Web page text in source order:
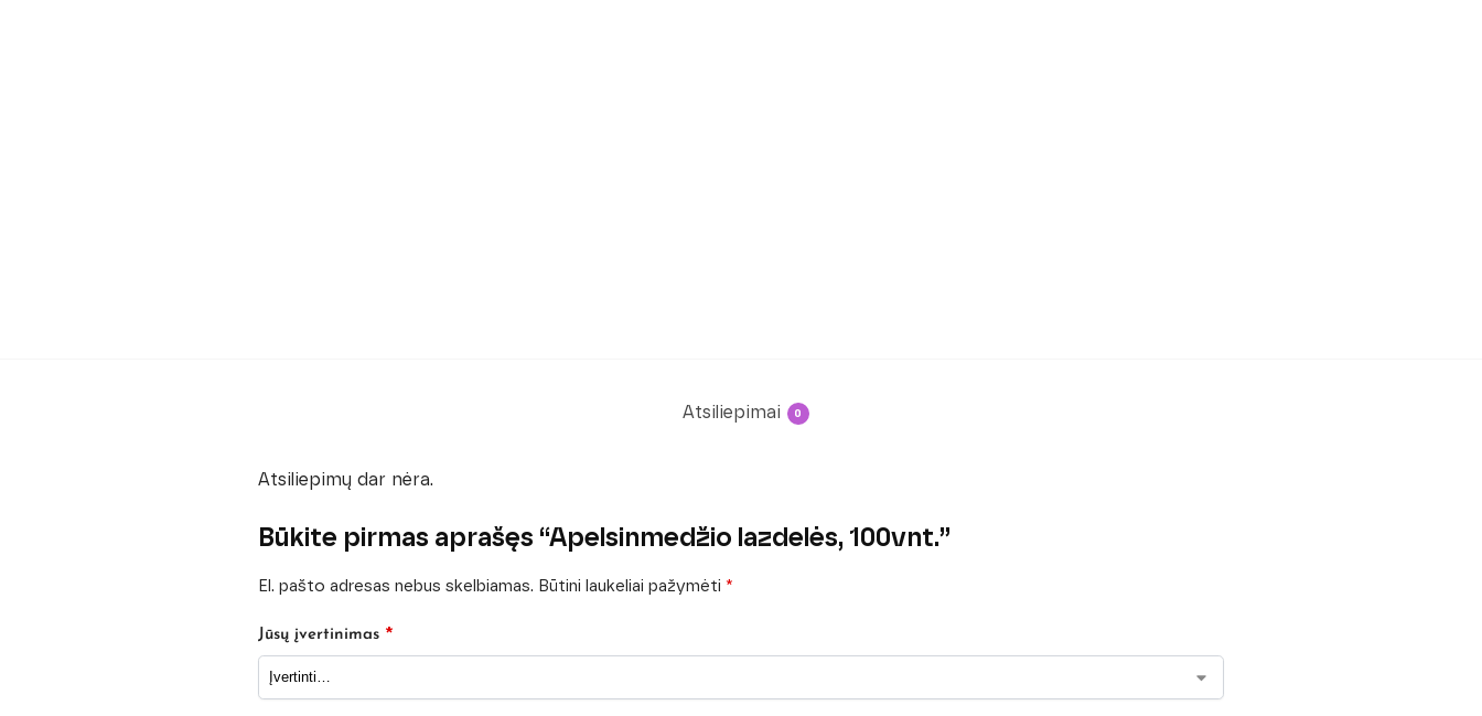
Atsiliepimai 0
Atsiliepimų dar nėra.
Būkite pirmas aprašęs “Apelsinmedžio lazdelės, 100vnt.”
El. pašto adresas nebus skelbiamas. Būtini laukeliai pažymėti *
Jūsų įvertinimas *